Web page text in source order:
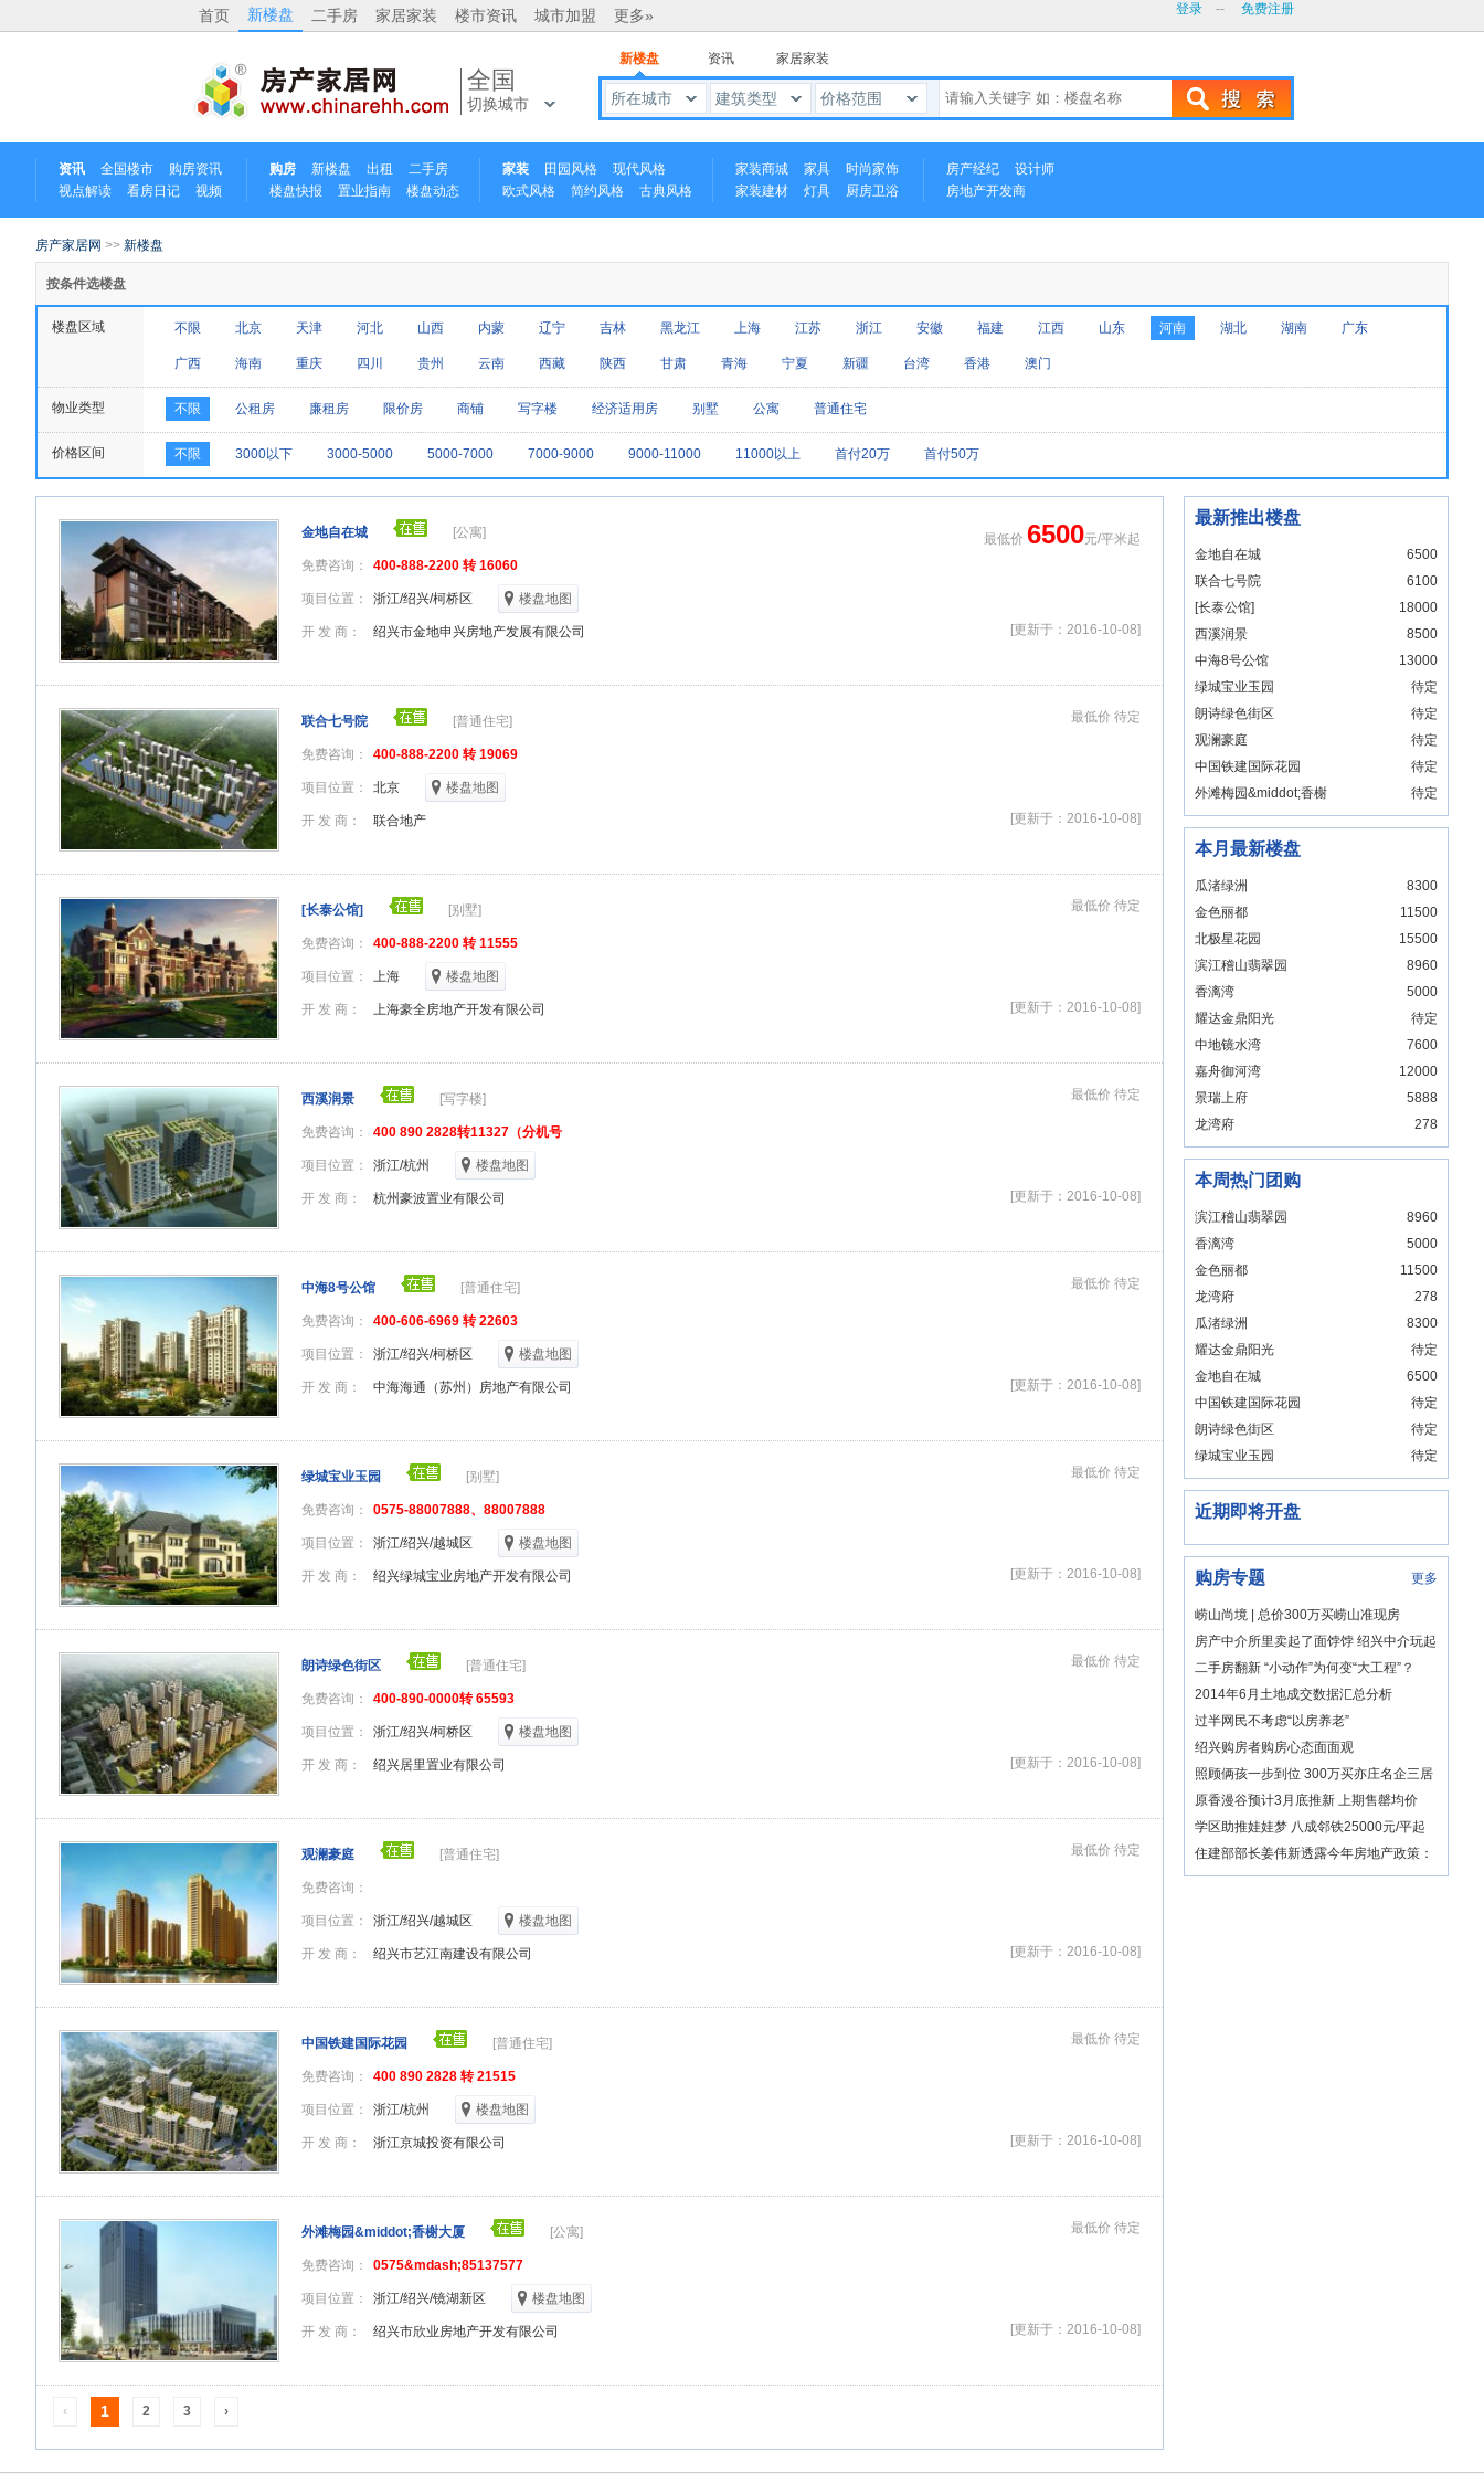
首页 新楼盘 二手房 家居家装 楼市资讯 城市加盟 更多» 登录 -- 免费注册
全国
切换城市
新楼盘 资讯 家居家装
所在城市 建筑类型 价格范围
资讯 全国楼市
购房资讯
视点解读
看房日记 视频
购房 新楼盘 出租
二手房
楼盘快报
置业指南 楼盘动态
家装 田园风格
现代风格
欧式风格
简约风格
古典风格
家装商城 家具
时尚家饰
家装建材
灯具 厨房卫浴
房产经纪
设计师
房地产开发商
房产家居网 >> 新楼盘
按条件选楼盘
楼盘区域 不限 北京 天津 河北 山西 内蒙 辽宁 吉林 黑龙江 上海 江苏 浙江 安徽 福建 江西 山东 河南 湖北 湖南 广东
广西 海南 重庆 四川 贵州 云南 西藏 陕西 甘肃 青海 宁夏 新疆 台湾 香港 澳门
物业类型 不限 公租房 廉租房 限价房 商铺 写字楼 经济适用房 别墅 公寓 普通住宅
价格区间 不限 3000以下 3000-5000 5000-7000 7000-9000 9000-11000 11000以上 首付20万 首付50万
金地自在城 [公寓]
免费咨询： 400-888-2200 转 16060
项目位置： 浙江/绍兴/柯桥区 楼盘地图
开 发 商： 绍兴市金地申兴房地产发展有限公司
最低价 6500元/平米起
[更新于：2016-10-08]
联合七号院 [普通住宅]
免费咨询： 400-888-2200 转 19069
项目位置： 北京 楼盘地图
开 发 商： 联合地产
最低价 待定
[更新于：2016-10-08]
[长泰公馆] [别墅]
免费咨询： 400-888-2200 转 11555
项目位置： 上海 楼盘地图
开 发 商： 上海豪全房地产开发有限公司
最低价 待定
[更新于：2016-10-08]
西溪润景 [写字楼]
免费咨询： 400 890 2828转11327（分机号
项目位置： 浙江/杭州 楼盘地图
开 发 商： 杭州豪波置业有限公司
最低价 待定
[更新于：2016-10-08]
中海8号公馆 [普通住宅]
免费咨询： 400-606-6969 转 22603
项目位置： 浙江/绍兴/柯桥区 楼盘地图
开 发 商： 中海海通（苏州）房地产有限公司
最低价 待定
[更新于：2016-10-08]
绿城宝业玉园 [别墅]
免费咨询： 0575-88007888、88007888
项目位置： 浙江/绍兴/越城区 楼盘地图
开 发 商： 绍兴绿城宝业房地产开发有限公司
最低价 待定
[更新于：2016-10-08]
朗诗绿色街区 [普通住宅]
免费咨询： 400-890-0000转 65593
项目位置： 浙江/绍兴/柯桥区 楼盘地图
开 发 商： 绍兴居里置业有限公司
最低价 待定
[更新于：2016-10-08]
观澜豪庭 [普通住宅]
免费咨询：
项目位置： 浙江/绍兴/越城区 楼盘地图
开 发 商： 绍兴市艺江南建设有限公司
最低价 待定
[更新于：2016-10-08]
中国铁建国际花园 [普通住宅]
免费咨询： 400 890 2828 转 21515
项目位置： 浙江/杭州 楼盘地图
开 发 商： 浙江京城投资有限公司
最低价 待定
[更新于：2016-10-08]
外滩梅园&middot;香榭大厦 [公寓]
免费咨询： 0575&mdash;85137577
项目位置： 浙江/绍兴/镜湖新区 楼盘地图
开 发 商： 绍兴市欣业房地产开发有限公司
最低价 待定
[更新于：2016-10-08]
‹ 1 2 3 ›
最新推出楼盘
金地自在城
6500
联合七号院
6100
[长泰公馆]
18000
西溪润景
8500
中海8号公馆
13000
绿城宝业玉园
待定
朗诗绿色街区
待定
观澜豪庭
待定
中国铁建国际花园
待定
外滩梅园&middot;香榭
大厦
待定
本月最新楼盘
瓜渚绿洲
8300
金色丽都
11500
北极星花园
15500
滨江稽山翡翠园
8960
香漓湾
5000
耀达金鼎阳光
待定
中地镜水湾
7600
嘉舟御河湾
12000
景瑞上府
5888
龙湾府
278
本周热门团购
滨江稽山翡翠园
8960
香漓湾
5000
金色丽都
11500
龙湾府
278
瓜渚绿洲
8300
耀达金鼎阳光
待定
金地自在城
6500
中国铁建国际花园
待定
朗诗绿色街区
待定
绿城宝业玉园
待定
近期即将开盘
更多
购房专题
崂山尚境 | 总价300万买崂山准现房
房产中介所里卖起了面饽饽 绍兴中介玩起
混搭风实属无奈之举
二手房翻新 “小动作”为何变“大工程”？
2014年6月土地成交数据汇总分析
过半网民不考虑“以房养老”
绍兴购房者购房心态面面观
照顾俩孩一步到位 300万买亦庄名企三居
原香漫谷预计3月底推新 上期售罄均价
12800元/平
学区助推娃娃梦 八成邻铁25000元/平起
有精装
住建部部长姜伟新透露今年房地产政策：
双向调控